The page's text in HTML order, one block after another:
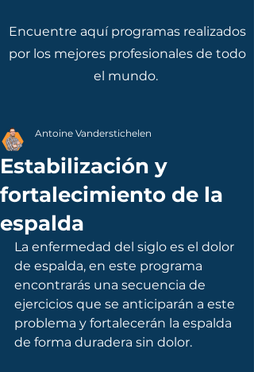
Encuentre aquí programas realizados
por los mejores profesionales de todo
el mundo.
Estabilización y
fortalecimiento de la
espalda
Antoine Vanderstichelen
La enfermedad del siglo es el dolor
de espalda, en este programa
encontrarás una secuencia de
ejercicios que se anticiparán a este
problema y fortalecerán la espalda
de forma duradera sin dolor.